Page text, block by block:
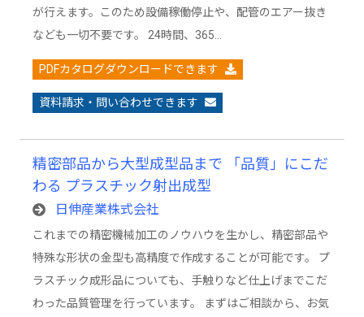
が行えます。このため設備稼働停止や、配管のエアー抜き
なども一切不要です。 24時間、365…
PDFカタログダウンロードできます
資料請求・問い合わせできます
精密部品から大型成型品まで 「品質」にこだ
わる プラスチック射出成型
日伸産業株式会社
これまでの精密機械加工のノウハウを生かし、精密部品や
特殊な形状の金型も高精度で作成することが可能です。 プ
ラスチック成形品についても、手触りなど仕上げまでこだ
わった品質管理を行っています。 まずはご相談から、お気